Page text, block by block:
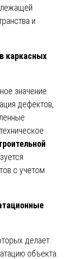
и
каркасных
значение
дефектов,
с учетом
делает
объекта.